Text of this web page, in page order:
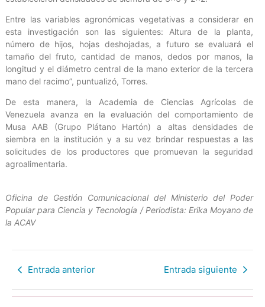
Entre las variables agronómicas vegetativas a considerar en
esta investigación son las siguientes: Altura de la planta,
número de hijos, hojas deshojadas, a futuro se evaluará el
tamaño del fruto, cantidad de manos, dedos por manos, la
longitud y el diámetro central de la mano exterior de la tercera
mano del racimo”, puntualizó, Torres.
De esta manera, la Academia de Ciencias Agrícolas de
Venezuela avanza en la evaluación del comportamiento de
Musa AAB (Grupo Plátano Hartón) a altas densidades de
siembra en la institución y a su vez brindar respuestas a las
solicitudes de los productores que promuevan la seguridad
agroalimentaria.
Oficina de Gestión Comunicacional del Ministerio del Poder
Popular para Ciencia y Tecnología / Periodista: Erika Moyano de
la ACAV
Entrada anterior Entrada siguiente